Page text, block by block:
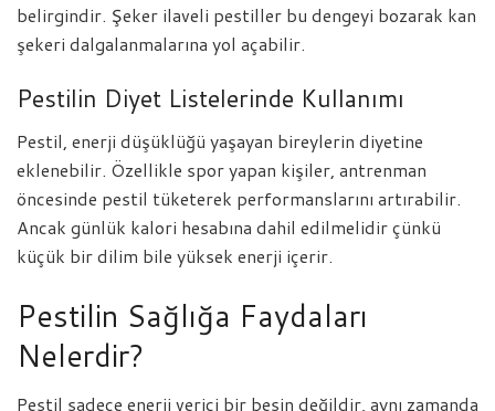
belirgindir. Şeker ilaveli pestiller bu dengeyi bozarak kan
şekeri dalgalanmalarına yol açabilir.
Pestilin Diyet Listelerinde Kullanımı
Pestil, enerji düşüklüğü yaşayan bireylerin diyetine
eklenebilir. Özellikle spor yapan kişiler, antrenman
öncesinde pestil tüketerek performanslarını artırabilir.
Ancak günlük kalori hesabına dahil edilmelidir çünkü
küçük bir dilim bile yüksek enerji içerir.
Pestilin Sağlığa Faydaları
Nelerdir?
Pestil sadece enerji verici bir besin değildir, aynı zamanda